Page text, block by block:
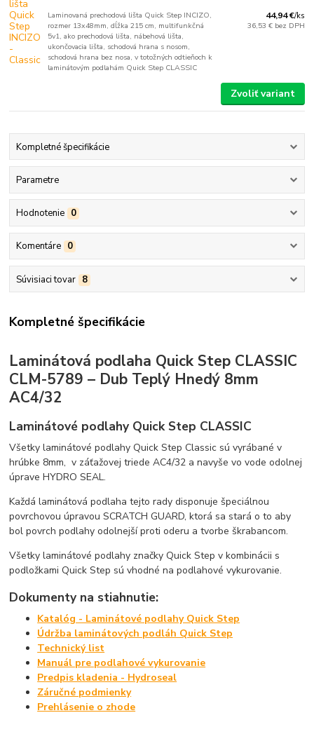
Laminovaná prechodová lišta Quick Step INCIZO,
rozmer 13x48mm, dĺžka 215 cm, multifunkčná
5v1, ako prechodová lišta, nábehová lišta,
ukončovacia lišta, schodová hrana s nosom,
schodová hrana bez nosa, v totožných odtieňoch k
laminátovým podlahám Quick Step CLASSIC
44,94 €/ks
36,53 € bez DPH
Zvoliť variant
Kompletné špecifikácie
Parametre
Hodnotenie 0
Komentáre 0
Súvisiaci tovar 8
Kompletné špecifikácie
Laminátová podlaha Quick Step CLASSIC
CLM-5789 – Dub Teplý Hnedý 8mm
AC4/32
Laminátové podlahy Quick Step CLASSIC
Všetky laminátové podlahy Quick Step Classic sú vyrábané v
hrúbke 8mm, v záťažovej triede AC4/32 a navyše vo vode odolnej
úprave HYDRO SEAL.
Každá laminátová podlaha tejto rady disponuje špeciálnou
povrchovou úpravou SCRATCH GUARD, ktorá sa stará o to aby
bol povrch podlahy odolnejší proti oderu a tvorbe škrabancom.
Všetky laminátové podlahy značky Quick Step v kombinácii s
podložkami Quick Step sú vhodné na podlahové vykurovanie.
Dokumenty na stiahnutie:
Katalóg - Laminátové podlahy Quick Step
Údržba laminátových podláh Quick Step
Technický list
Manuál pre podlahové vykurovanie
Predpis kladenia - Hydroseal
Záručné podmienky
Prehlásenie o zhode